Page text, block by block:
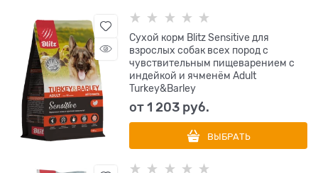
Сухой корм Blitz Sensitive для
взрослых собак всех пород с
чувствительным пищеварением с
индейкой и ячменём Adult
Turkey&Barley
от1 203 руб.
ВЫБРАТЬ